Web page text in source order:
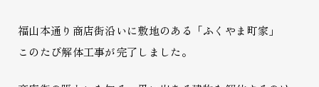
福山本通り商店街沿いに敷地のある「ふくやま町家」
このたび解体工事が完了しました。